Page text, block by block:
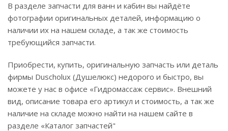
В разделе запчасти для ванн и кабин вы найдёте
фотографии оригинальных деталей, информацию о
наличии их на нашем складе, а так же стоимость
требующийся запчасти.
Приобрести, купить, оригинальную запчасть или деталь
фирмы Duscholux (Душелюкс) недорого и быстро, вы
можете у нас в офисе «Гидромассаж сервис». Внешний
вид, описание товара его артикул и стоимость, а так же
наличие на складе можно найти на нашем сайте в
разделе «Каталог запчастей"